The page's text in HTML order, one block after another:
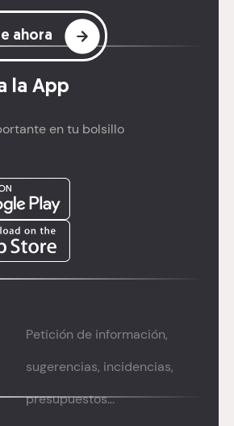
ahora
la App
en tu bolsillo
Petición de información,
sugerencias, incidencias,
presupuestos...